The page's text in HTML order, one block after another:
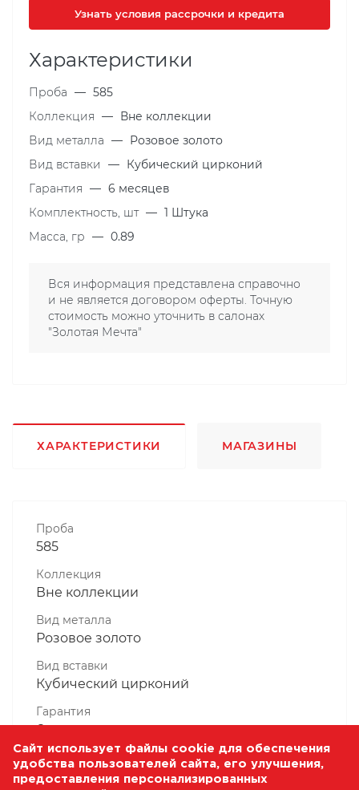
Узнать условия рассрочки и кредита
Характеристики
Проба — 585
Коллекция — Вне коллекции
Вид металла — Розовое золото
Вид вставки
— Кубический цирконий
Гарантия — 6 месяцев
Комплектность, шт — 1 Штука
Масса, гр — 0.89
Вся информация представлена справочно
и не является договором оферты. Точную
стоимость можно уточнить в салонах
"Золотая Мечта"
ХАРАКТЕРИСТИКИ МАГАЗИНЫ
Проба
585
Коллекция
Вне коллекции
Вид металла
Розовое золото
Вид вставки
Кубический цирконий
Гарантия
6 месяцев
Комплектность, шт
1 Штука
Сайт использует файлы cookie для обеспечения
удобства пользователей сайта, его улучшения,
предоставления персонализированных